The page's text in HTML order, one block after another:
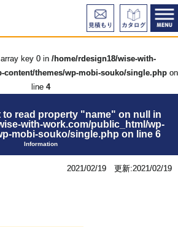
key 0 in /home/rdesign18/wise-with-
themes/wp-mobi-souko/single.php on
line 4
to read property "name" on null in
with-work.com/public_html/wp-
mobi-souko/single.php on line 6
Information
2021/02/19 更新:2021/02/19